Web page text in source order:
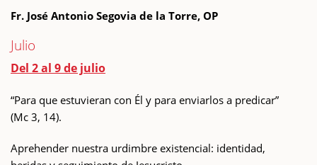
Fr. José Antonio Segovia de la Torre, OP
Julio
Del 2 al 9 de julio
“Para que estuvieran con Él y para enviarlos a predicar”
(Mc 3, 14).
Aprehender nuestra urdimbre existencial: identidad,